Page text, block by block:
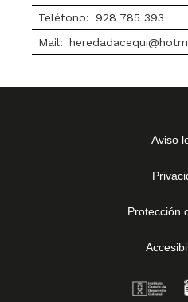
Teléfono:
928 785 393
Mail:
Aviso
Protección